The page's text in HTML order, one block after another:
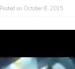
Posted on October 8, 2015